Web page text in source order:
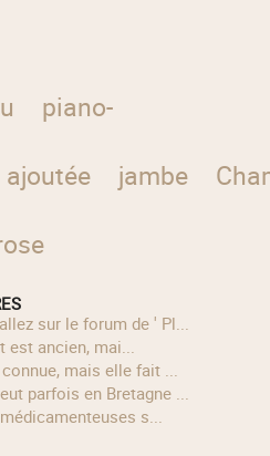
piano-
ajoutée jambe
sur le forum de ' Pl...
est ancien, mai...
mais elle fait ...
parfois en Bretagne ...
s...